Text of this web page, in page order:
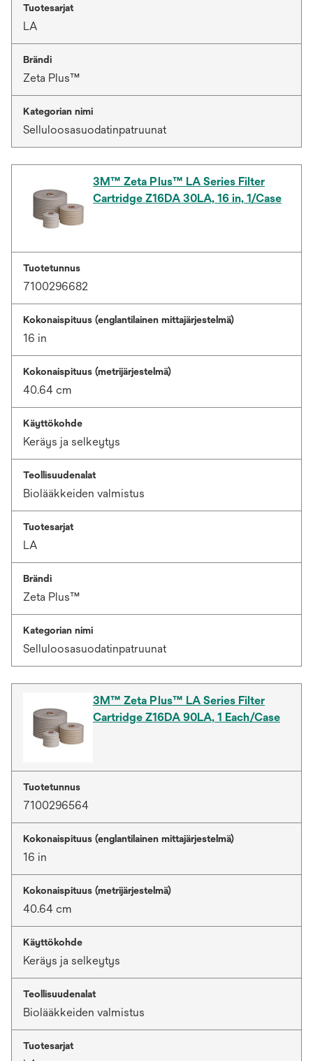
Tuotesarjat
LA
Brändi
Zeta Plus™
Kategorian nimi
Selluloosasuodatinpatruunat
3M™ Zeta Plus™ LA Series Filter
Cartridge Z16DA 30LA, 16 in, 1/Case
Tuotetunnus
7100296682
Kokonaispituus (englantilainen mittajärjestelmä)
16 in
Kokonaispituus (metrijärjestelmä)
40.64 cm
Käyttökohde
Keräys ja selkeytys
Teollisuudenalat
Biolääkkeiden valmistus
Tuotesarjat
LA
Brändi
Zeta Plus™
Kategorian nimi
Selluloosasuodatinpatruunat
3M™ Zeta Plus™ LA Series Filter
Cartridge Z16DA 90LA, 1 Each/Case
Tuotetunnus
7100296564
Kokonaispituus (englantilainen mittajärjestelmä)
16 in
Kokonaispituus (metrijärjestelmä)
40.64 cm
Käyttökohde
Keräys ja selkeytys
Teollisuudenalat
Biolääkkeiden valmistus
Tuotesarjat